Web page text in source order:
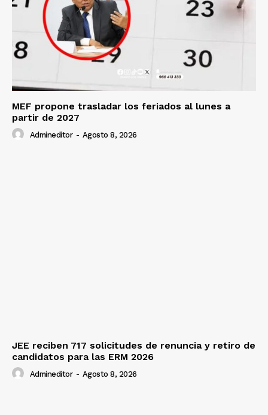
MEF propone trasladar los feriados al lunes a
partir de 2027
Admineditor - Agosto 8, 2026
JEE reciben 717 solicitudes de renuncia y retiro de
candidatos para las ERM 2026
Admineditor - Agosto 8, 2026